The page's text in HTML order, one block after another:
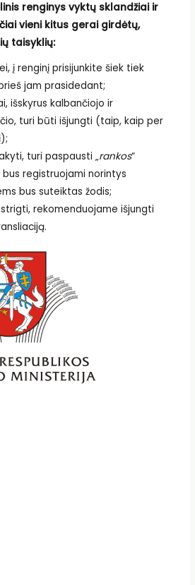
renginys vyktų sklandžiai ir
vieni kitus gerai girdėtų,
taisyklių:
į renginį prisijunkite šiek tiek
jam prasidedant;
išskyrus kalbančiojo ir
turi būti išjungti (taip, kaip per
turi paspausti „rankos“
bus registruojami norintys
bus suteiktas žodis;
rekomenduojame išjungti